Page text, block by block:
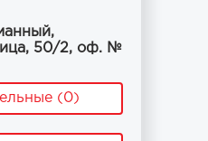
50/2, оф. №
(0)